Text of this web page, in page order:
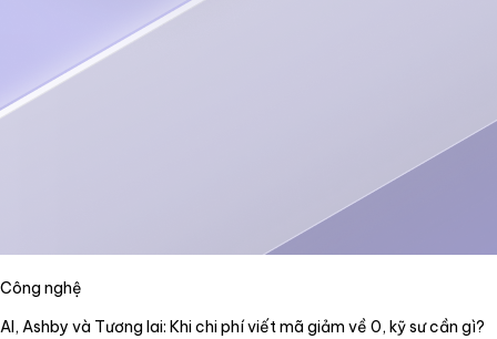
Công nghệ
AI, Ashby và Tương lai: Khi chi phí viết mã giảm về 0, kỹ sư cần gì?